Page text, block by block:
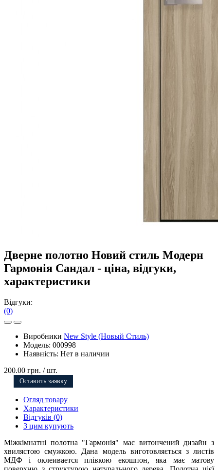
Дверне полотно Новий стиль Модерн
Гармонія Сандал - ціна, відгуки,
характеристики
Відгуки:
(0)
Виробники New Style (Новый Стиль)
Модель: 000998
Наявність: Нет в наличии
200.00 грн. / шт.
Оставить заявку
Огляд товару
Характеристики
Відгуків (0)
З цим купують
Міжкімнатні полотна "Гармонія" має витончений дизайн з
хвилястою смужкою. Дана модель виготовляється з листів
МДФ і оклеивается плівкою екошпон, яка має матову